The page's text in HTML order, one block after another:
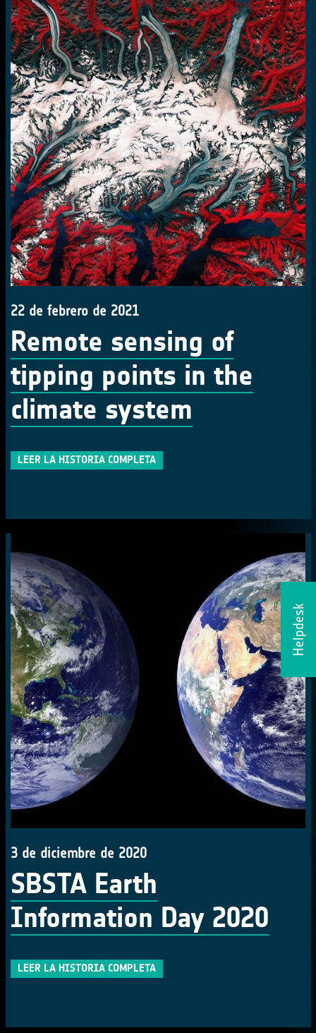
Helpdesk
22 de febrero de 2021
Remote sensing of
tipping points in the
climate system
LEER LA HISTORIA COMPLETA
3 de diciembre de 2020
SBSTA Earth
Information Day 2020
LEER LA HISTORIA COMPLETA